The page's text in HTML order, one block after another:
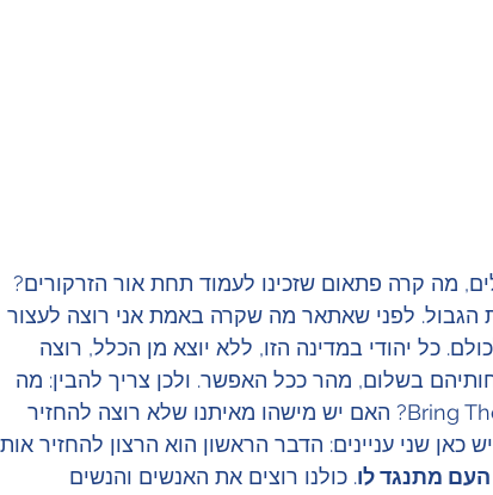
מה קרה פתאום שזכינו לעמוד תחת אור הזרקורים?
לפני שאתאר מה שקרה באמת אני רוצה לעצור
כל יהודי במדינה הזו, ללא יוצא מן הכלל, רוצה
בשלום, מהר ככל האפשר. ולכן צריך להבין: מה
העניין בכל ההפגנות של Bring Them Home Now? האם יש מישהו מאיתנו שלא רוצה להחזיר
שני עניינים: הדבר הראשון הוא הרצון להחזיר
מתנגד לו. כולנו רוצים את האנשים והנשים